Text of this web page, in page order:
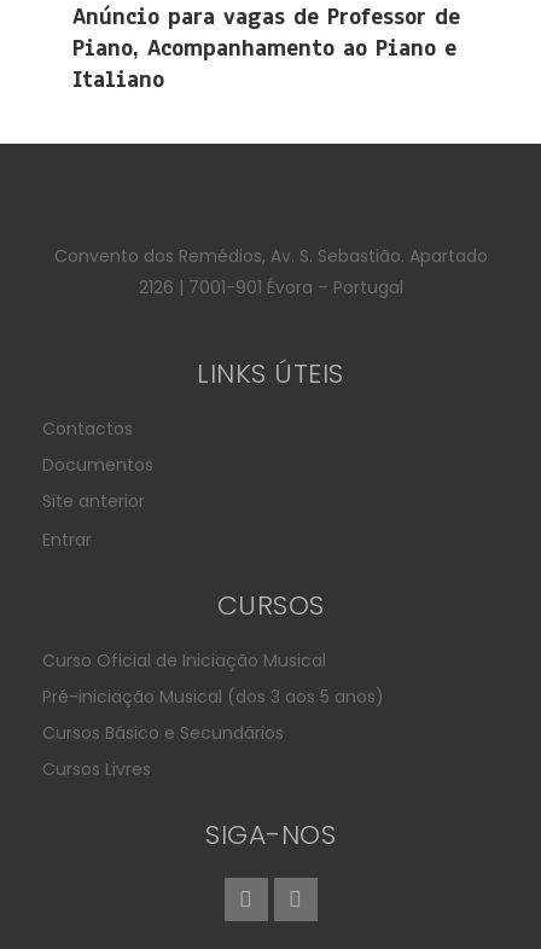
Anúncio para vagas de Professor de
Piano, Acompanhamento ao Piano e
Italiano
Convento dos Remédios, Av. S. Sebastião. Apartado
2126 | 7001-901 Évora – Portugal
LINKS ÚTEIS
Contactos
Documentos
Site anterior
Entrar
CURSOS
Curso Oficial de Iniciação Musical
Pré-iniciação Musical (dos 3 aos 5 anos)
Cursos Básico e Secundários
Cursos Livres
SIGA-NOS